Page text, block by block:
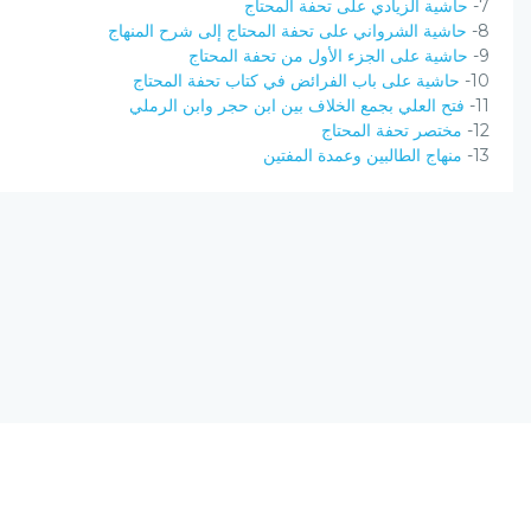
7-
حاشية الزيادي على تحفة المحتاج
8-
حاشية الشرواني على تحفة المحتاج إلى شرح المنهاج
9-
حاشية على الجزء الأول من تحفة المحتاج
10- حاشية على باب الفرائض في كتاب تحفة المحتاج
11- فتح العلي بجمع الخلاف بين ابن حجر وابن الرملي
12- مختصر تحفة المحتاج
13- منهاج الطالبين وعمدة المفتين